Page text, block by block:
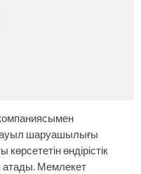
ауыл шаруашылығы
өндірістік
атады. Мемлекет